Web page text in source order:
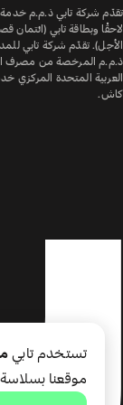
تقدّم شركة تابي ذ.م.م خدمة
لاحقًا وبطاقة تابي (ائتمان
الأجل). تقدّم شركة تابي
ذ.م.م المرخصة من مصرف
العربية المتحدة المركزي
كاش.
تستخدم تابي
موقعنا